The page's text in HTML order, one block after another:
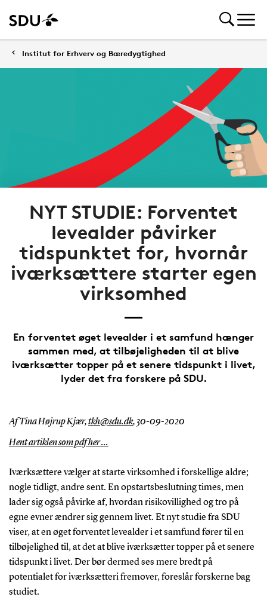
Institut for Erhverv og Bæredygtighed
NYT STUDIE: Forventet
levealder påvirker
tidspunktet for, hvornår
iværksættere starter egen
virksomhed
En forventet øget levealder i et samfund hænger
sammen med, at tilbøjeligheden til at blive
iværksætter topper på et senere tidspunkt i livet,
lyder det fra forskere på SDU.
Af Tina Højrup Kjær,tkh@sdu.dk, 30-09-2020
Hent artiklen som pdf her ...
Iværksættere vælger at starte virksomhed i forskellige aldre;
nogle tidligt, andre sent. En opstartsbeslutning times, men
lader sig også påvirke af, hvordan risikovillighed og tro på
egne evner ændrer sig gennem livet. Et nyt studie fra SDU
viser, at en øget forventet levealder i et samfund fører til en
tilbøjelighed til, at det at blive iværksætter topper på et senere
tidspunkt i livet. Der bør dermed ses mere bredt på
potentialet for iværksætteri fremover, foreslår forskerne bag
studiet.